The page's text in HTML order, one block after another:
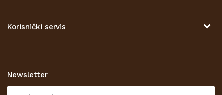
Prodajna mjesta
Korisnički servis
Korištenje kolačića
Newsletter